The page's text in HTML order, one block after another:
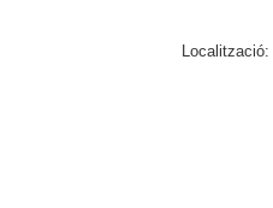
Localització: